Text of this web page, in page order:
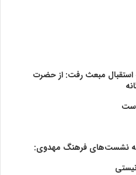
استقبال مبعث رفت: از حضرت
نشست‌های فرهنگ مهدوی:‌